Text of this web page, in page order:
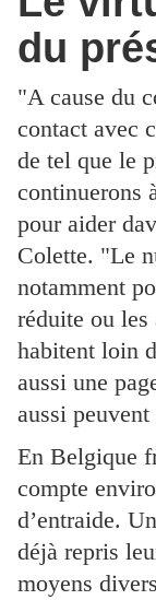
du
"A cause du
contact avec
de tel que le
continuerons
pour aider
Colette. "Le
notamment
réduite ou
habitent loin
aussi une
aussi
En Belgique
compte
d’entraide.
déjà repris
moyens